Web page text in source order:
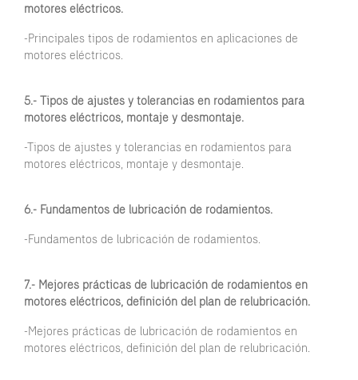
motores eléctricos.
-Principales tipos de rodamientos en aplicaciones de
motores eléctricos.
5.- Tipos de ajustes y tolerancias en rodamientos para
motores eléctricos, montaje y desmontaje.
-Tipos de ajustes y tolerancias en rodamientos para
motores eléctricos, montaje y desmontaje.
6.- Fundamentos de lubricación de rodamientos.
-Fundamentos de lubricación de rodamientos.
7.- Mejores prácticas de lubricación de rodamientos en
motores eléctricos, definición del plan de relubricación.
-Mejores prácticas de lubricación de rodamientos en
motores eléctricos, definición del plan de relubricación.